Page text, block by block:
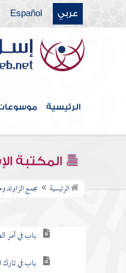
عربي Español
الرئيسية
المكتبة
الرئيسية مجمع الزاوئد
فهرس الكتاب
خطبة الكتاب
كتاب الإيمان
كتاب العلم
كتاب الصلاة
باب في أمر
باب في تارك